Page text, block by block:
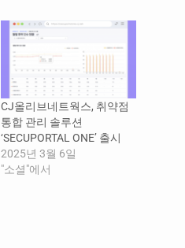
CJ올리브네트웍스, 취약점
통합 관리 솔루션
‘SECUPORTAL ONE’ 출시
2025년 3월 6일
"소셜"에서